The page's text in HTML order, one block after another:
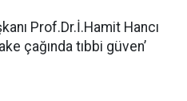
Prof.Dr.İ.Hamit Hancı
çağında tıbbi güven’